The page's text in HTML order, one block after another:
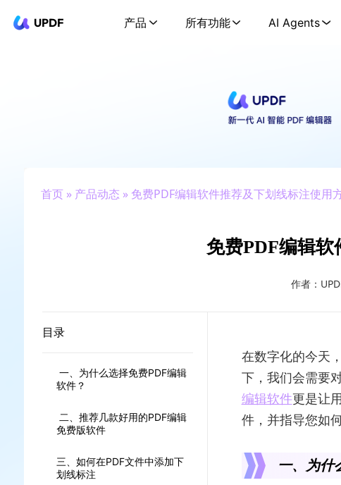
UPDF 产品 所有功能 AI Agents
首页» 产品动态 » 免费PDF编辑软件推荐及下划线标注使用
免费PDF编辑
作者：
目录
一、为什么选择免费PDF编辑
软件？
二、推荐几款好用的PDF编辑
免费版软件
三、如何在PDF文件中添加下
划线标注
在数字化的今天
下，我们会需要
编辑软件更是让
件，并指导您如
一、为什